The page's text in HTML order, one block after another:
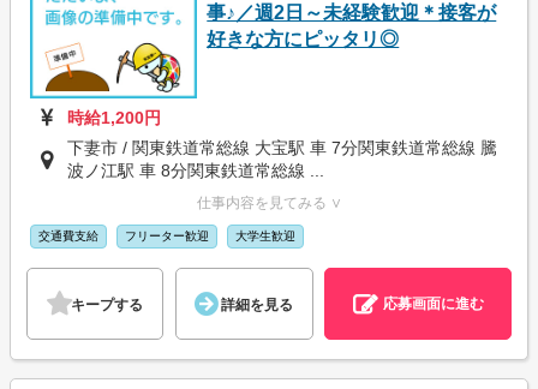
事♪／週2日～未経験歓迎＊接客が
好きな方にピッタリ◎
時給1,200円
下妻市 / 関東鉄道常総線 大宝駅 車 7分関東鉄道常総線 騰
波ノ江駅 車 8分関東鉄道常総線 ...
仕事内容を見てみる ∨
交通費支給 フリーター歓迎 大学生歓迎
キープする 詳細を見る 応募画面に進む